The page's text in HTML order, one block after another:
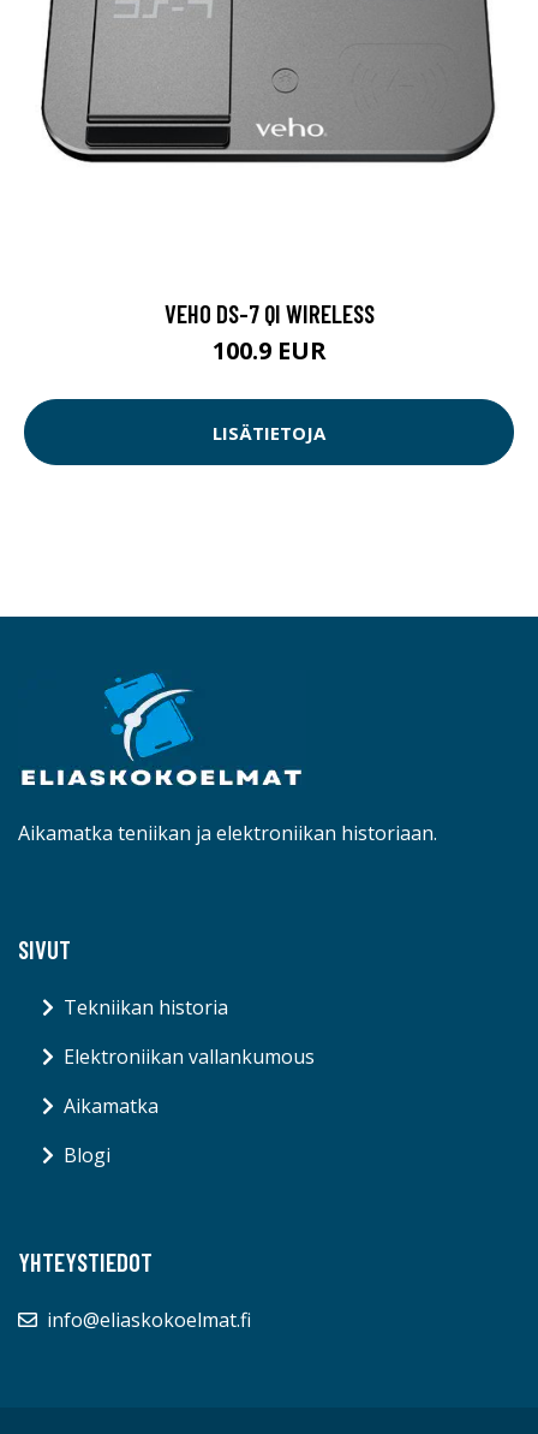
VEHO DS-7 QI WIRELESS
100.9 EUR
LISÄTIETOJA
Aikamatka teniikan ja elektroniikan historiaan.
SIVUT
Tekniikan historia
Elektroniikan vallankumous
Aikamatka
Blogi
YHTEYSTIEDOT
info@eliaskokoelmat.fi